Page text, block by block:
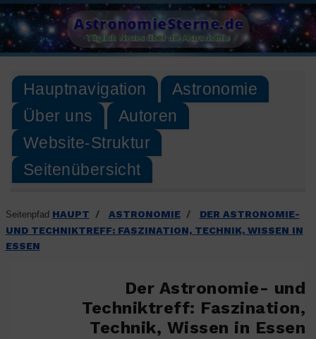
Skip
to
content
AstronomieSterne.de
Täglich Neues über die Astronomie
Hauptnavigation
Astronomie
Über uns
Autoren
Website-Struktur
Seitenübersicht
Seitenpfad HAUPT / ASTRONOMIE /
DER ASTRONOMIE-
UND TECHNIKTREFF: FASZINATION, TECHNIK, WISSEN IN
ESSEN
Der Astronomie- und
Techniktreff: Faszination,
Technik, Wissen in Essen